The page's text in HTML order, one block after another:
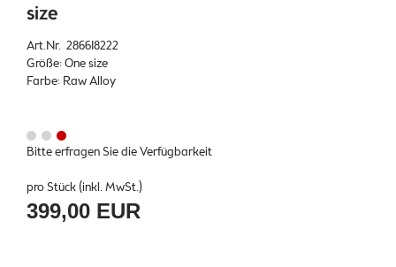
size
Art.Nr. 286618222
Größe: One size
Farbe: Raw Alloy
Bitte erfragen Sie die Verfügbarkeit
pro Stück (inkl. MwSt.)
399,00 EUR